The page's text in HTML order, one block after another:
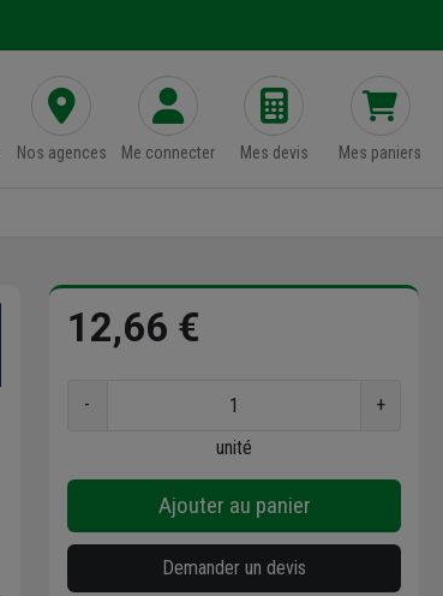
Nos agences Me connecter Mes devis Mes paniers
12,66 €
-
+
unité
Ajouter au panier
Demander un devis